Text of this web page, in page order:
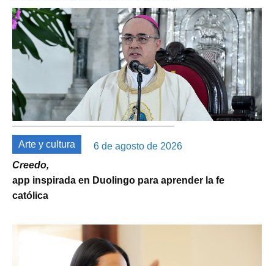
Arte y cultura
6 de agosto de 2026
Creedo,
app inspirada en Duolingo para aprender la fe
católica